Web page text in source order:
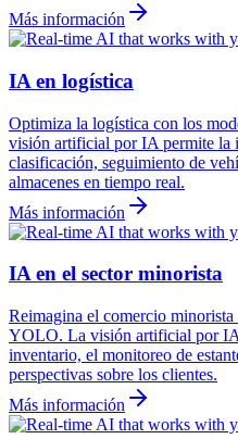
Más información
IA en logística
Optimiza la logística con los
visión artificial por IA permite la
clasificación, seguimiento de
almacenes en tiempo real.
Más información
IA en el sector minorista
Reimagina el comercio
YOLO. La visión artificial por
inventario, el monitoreo de
perspectivas sobre los clientes.
Más información